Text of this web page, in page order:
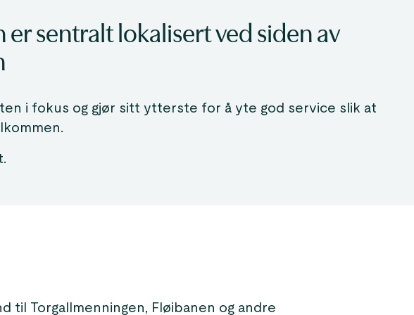
sentralt lokalisert ved siden av
i fokus og gjør sitt ytterste for å yte god service slik at
til Torgallmenningen, Fløibanen og andre